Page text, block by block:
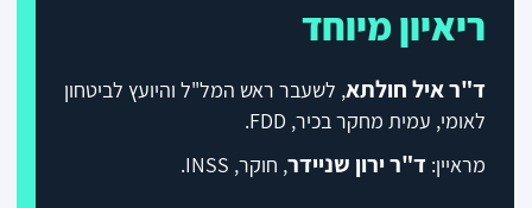
ריאיון מיוחד
ד"ר איל חולתא, לשעבר ראש המל"ל והיועץ לביטחון
לאומי, עמית מחקר בכיר, FDD.
מראיין: ד"ר ירון שניידר, חוקר, INSS.